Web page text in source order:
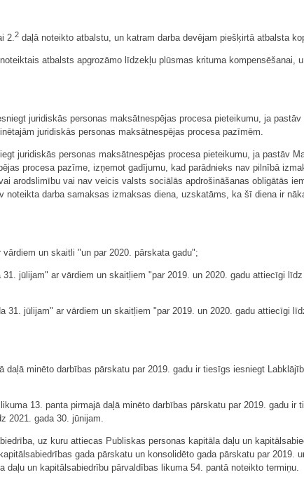
2.2 daļā noteikto atbalstu, un katram darba devējam piešķirtā atbalsta
atbalsts apgrozāmo līdzekļu plūsmas krituma kompensēšanai,
juridiskās personas maksātnespējas procesa pieteikumu, ja pastāv
juridiskās personas maksātnespējas procesa pazīmēm.
juridiskās personas maksātnespējas procesa pieteikumu, ja pastāv
procesa pazīme, izņemot gadījumu, kad parādnieks nav pilnībā
arodslimību vai nav veicis valsts sociālās apdrošināšanas obligātās
darba samaksas izmaksas diena, uzskatāms, ka šī diena ir
un skaitli "un par 2020. pārskata gadu";
jūlijam" ar vārdiem un skaitļiem "par 2019. un 2020. gadu attiecīgi
jūlijam" ar vārdiem un skaitļiem "par 2019. un 2020. gadu attiecīgi
minēto darbības pārskatu par 2019. gadu ir tiesīgs iesniegt
13. panta pirmajā daļā minēto darbības pārskatu par 2019. gadu ir
2021. gada 30. jūnijam.
uz kuru attiecas Publiskas personas kapitāla daļu un
gada pārskatu un konsolidēto gada pārskatu par 2019.
un kapitālsabiedrību pārvaldības likuma 54. pantā noteikto termiņu.